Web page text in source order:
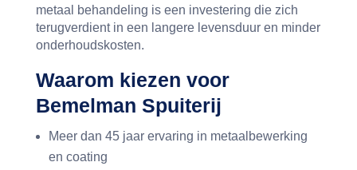
metaal behandeling is een investering die zich
terugverdient in een langere levensduur en minder
onderhoudskosten.
Waarom kiezen voor
Bemelman Spuiterij
Meer dan 45 jaar ervaring in metaalbewerking
en coating